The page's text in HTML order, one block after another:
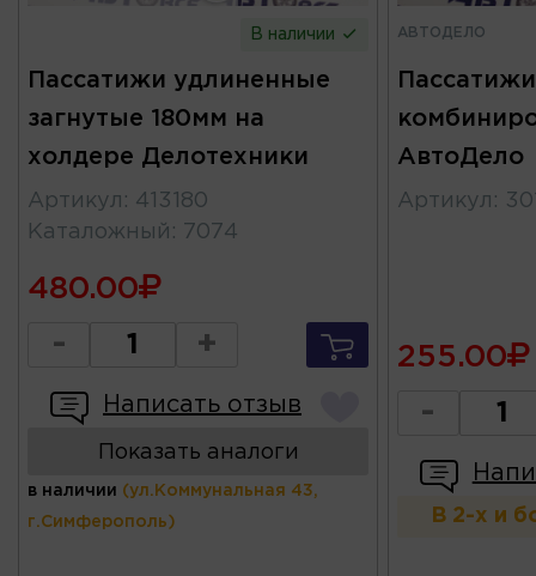
В наличии
Пассатижи удлиненные
загнутые 180мм на
холдере Делотехники
Артикул : 413180
Каталожный : 7074
480.00
- +
Написать отзыв
Показать аналоги
в наличии (ул.Коммунальная 43,
г.Симферополь)
АВТОДЕЛО
Пассатижи
АвтоДело
Артикул :
255.00
-
В 2-х и